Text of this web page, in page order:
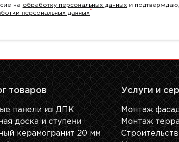
на обработку персональных данных и
персональных данных*
товаров
панели из ДПК
доска и ступени
керамогранит 20 мм
Услуги и
Монтаж
Монтаж